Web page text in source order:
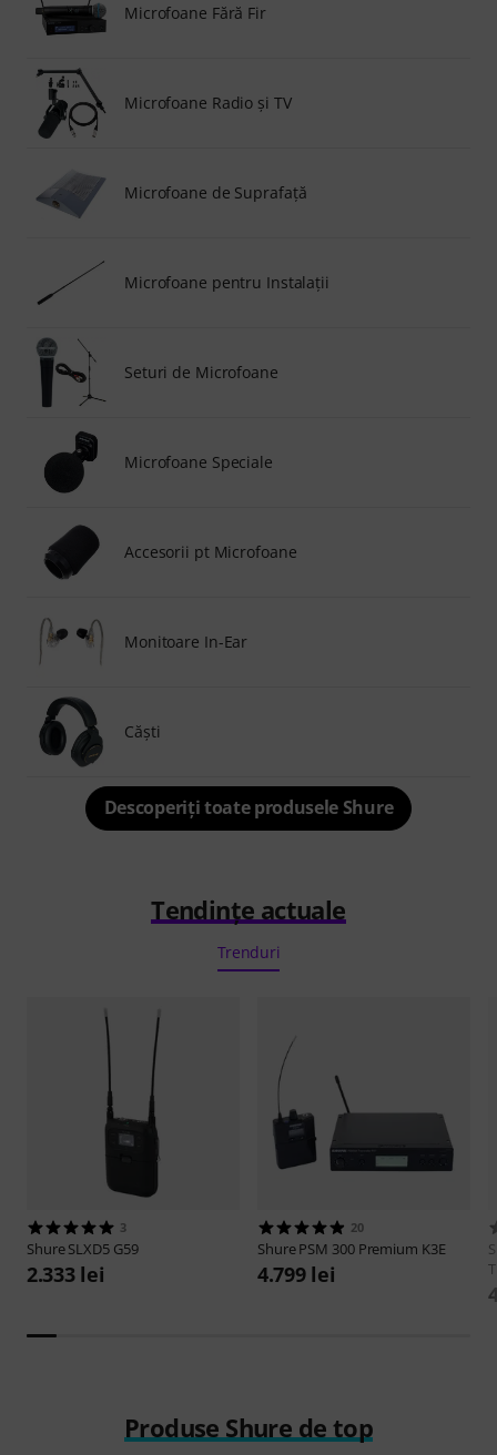
Microfoane Fără Fir
Microfoane Radio şi TV
Microfoane de Suprafaţă
Microfoane pentru Instalaţii
Seturi de Microfoane
Microfoane Speciale
Accesorii pt Microfoane
Monitoare In-Ear
Căşti
Descoperiți toate produsele Shure
Tendințe actuale
Trenduri
3
ShureSLXD5 G59
2.333 lei
20
ShurePSM 300 Premium K3E
4.799 lei
Produse Shure de top